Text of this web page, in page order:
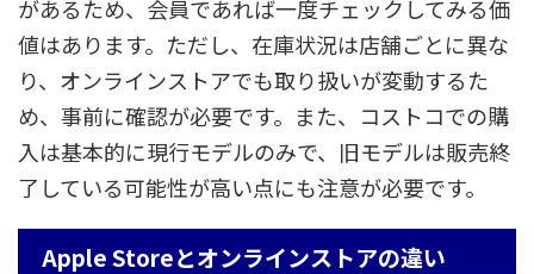
があるため、会員であれば一度チェックしてみる価
値はあります。ただし、在庫状況は店舗ごとに異な
り、オンラインストアでも取り扱いが変動するた
め、事前に確認が必要です。また、コストコでの購
入は基本的に現行モデルのみで、旧モデルは販売終
了している可能性が高い点にも注意が必要です。
Apple Storeとオンラインストアの違い